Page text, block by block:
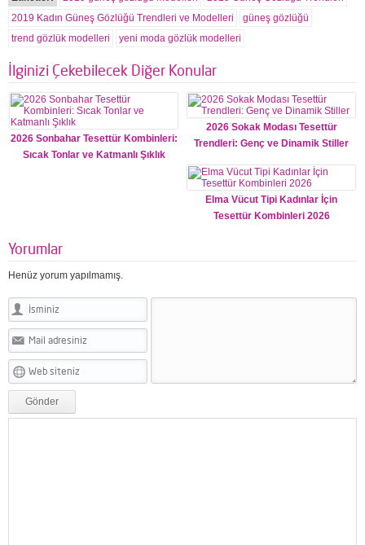
2019 Kadın Güneş Gözlüğü Trendleri ve Modelleri
güneş gözlüğü
trend gözlük modelleri
yeni moda gözlük modelleri
İlginizi Çekebilecek Diğer Konular
2026 Sonbahar Tesettür Kombinleri:
Sıcak Tonlar ve Katmanlı Şıklık
2026 Sokak Modası Tesettür
Trendleri: Genç ve Dinamik Stiller
Elma Vücut Tipi Kadınlar İçin
Tesettür Kombinleri 2026
Yorumlar
Henüz yorum yapılmamış.